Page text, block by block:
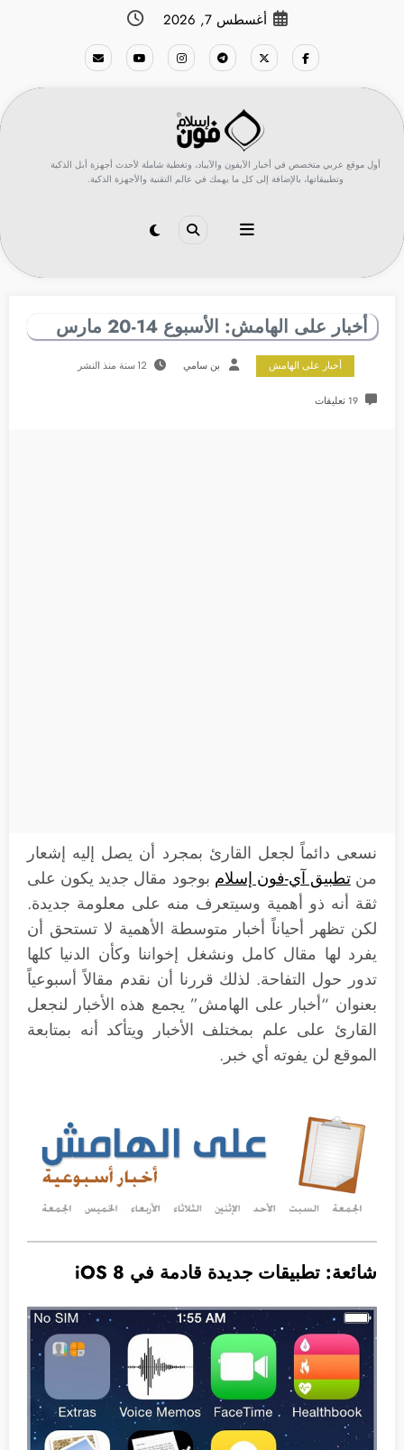
أغسطس 7, 2026
أول موقع عربي متخصص في أخبار الآيفون والآيباد، وتغطية شاملة لأحدث أجهزة أبل الذكية
وتطبيقاتها، بالإضافة إلى كل ما يهمك في عالم التقنية والأجهزة الذكية.
أخبار على الهامش: الأسبوع 14-20 مارس
أخبار على الهامش بن سامي 12 سنة منذ النشر
19 تعليقات
نسعى دائماً لجعل القارئ بمجرد أن يصل إليه إشعار
منتطبيق آي-فون إسلام بوجود مقال جديد يكون على
ثقة أنه ذو أهمية وسيتعرف منه على معلومة جديدة.
لكن تظهر أحياناً أخبار متوسطة الأهمية لا تستحق أن
يفرد لها مقال كامل ونشغل إخواننا وكأن الدنيا كلها
تدور حول التفاحة. لذلك قررنا أن نقدم مقالاً أسبوعياً
بعنوان “أخبار على الهامش” يجمع هذه الأخبار لنجعل
القارئ على علم بمختلف الأخبار ويتأكد أنه بمتابعة
الموقع لن يفوته أي خبر.
شائعة: تطبيقات جديدة قادمة في iOS 8